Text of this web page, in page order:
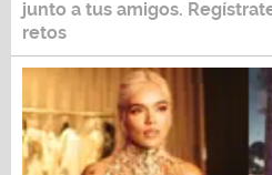
junto a tus amigos.
retos